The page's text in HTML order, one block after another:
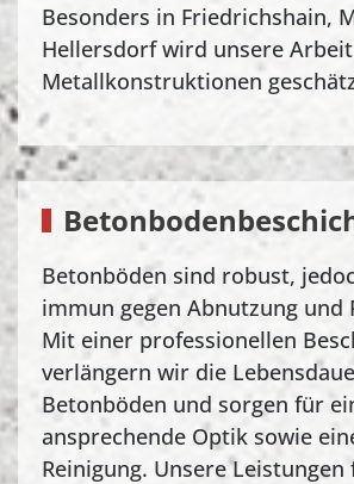
Besonders in Friedrichshain,
Hellersdorf wird unsere
Metallkonstruktionen
Betonböden sind robust,
immun gegen Abnutzung und
Mit einer professionellen
verlängern wir die
Betonböden und sorgen für
ansprechende Optik sowie
Reinigung. Unsere Leistungen